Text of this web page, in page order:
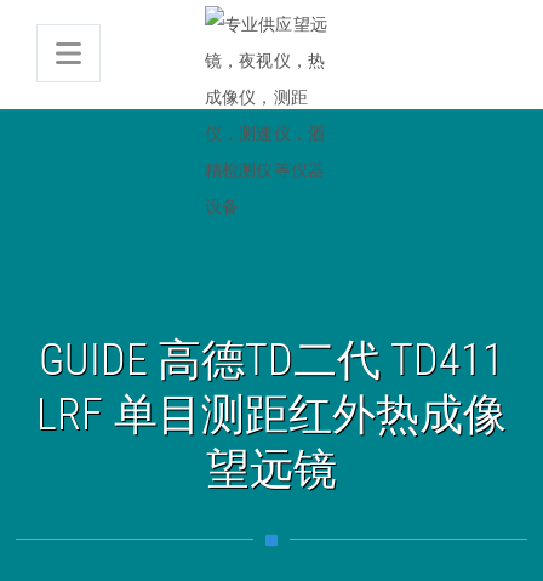
GUIDE 高德TD二代 TD411
LRF 单目测距红外热成像
望远镜